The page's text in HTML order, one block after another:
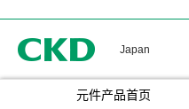
Japan
元件产品首页